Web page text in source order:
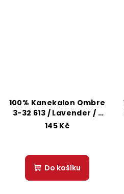
100% Kanekalon Ombre
3-32 613 / Lavender / L
Pink
145 Kč
Do košíku